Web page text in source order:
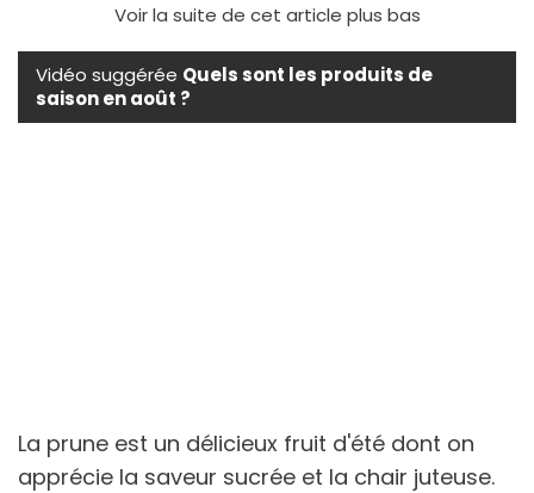
Voir la suite de cet article plus bas
Vidéo suggérée Quels sont les produits de
saison en août ?
La prune est un délicieux fruit d'été dont on
apprécie la saveur sucrée et la chair juteuse.